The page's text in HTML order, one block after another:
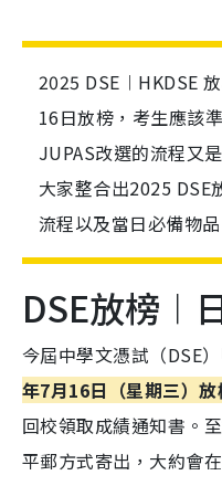
2025 DSE︱HKDSE
16日放榜，考生應該
JUPAS改選的流程又
大家整合出2025 DSE
流程以及當日必備物品
DSE放榜︱
今屆中學文憑試（DSE
年7月16日（星期三）放
回校領取成績通知書。
平郵方式寄出，大約會